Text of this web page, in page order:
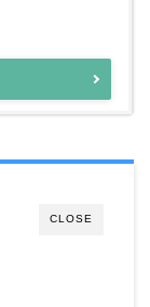
CLOSE